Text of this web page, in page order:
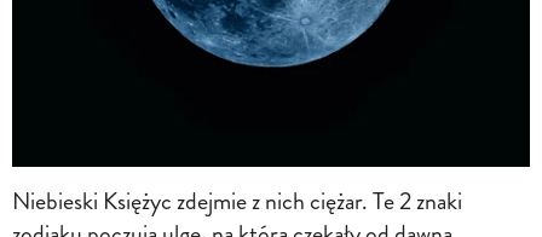
Niebieski Księżyc zdejmie z nich ciężar. Te 2 znaki